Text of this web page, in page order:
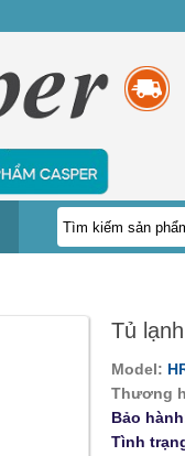
Tủ
Model:
Thương
Bảo
Tình